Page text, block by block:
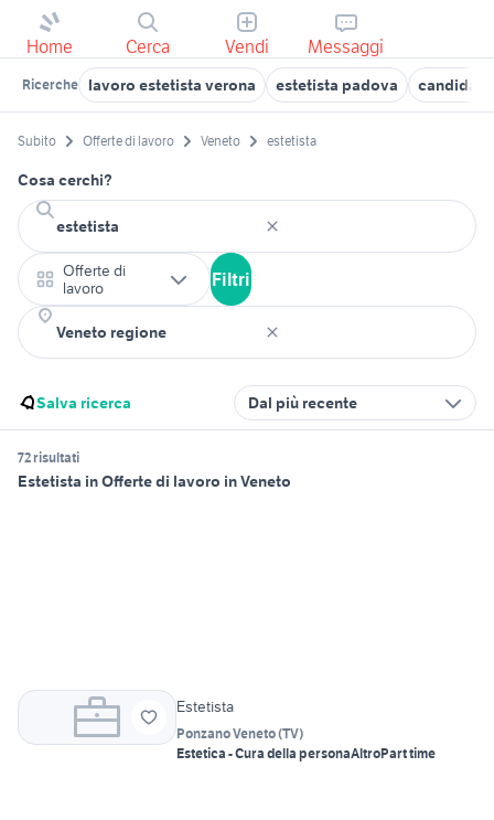
Home Cerca Vendi Messaggi
Ricerche lavoro estetista verona estetista padova candidati
Subito Offerte di lavoro Veneto estetista
Cosa cerchi?
Offerte di
lavoro
Filtri
Salva ricerca Dal più recente
72 risultati
Estetista in Offerte di lavoro in Veneto
Estetista
Ponzano Veneto(TV)
Estetica - Cura della personaAltroPart time